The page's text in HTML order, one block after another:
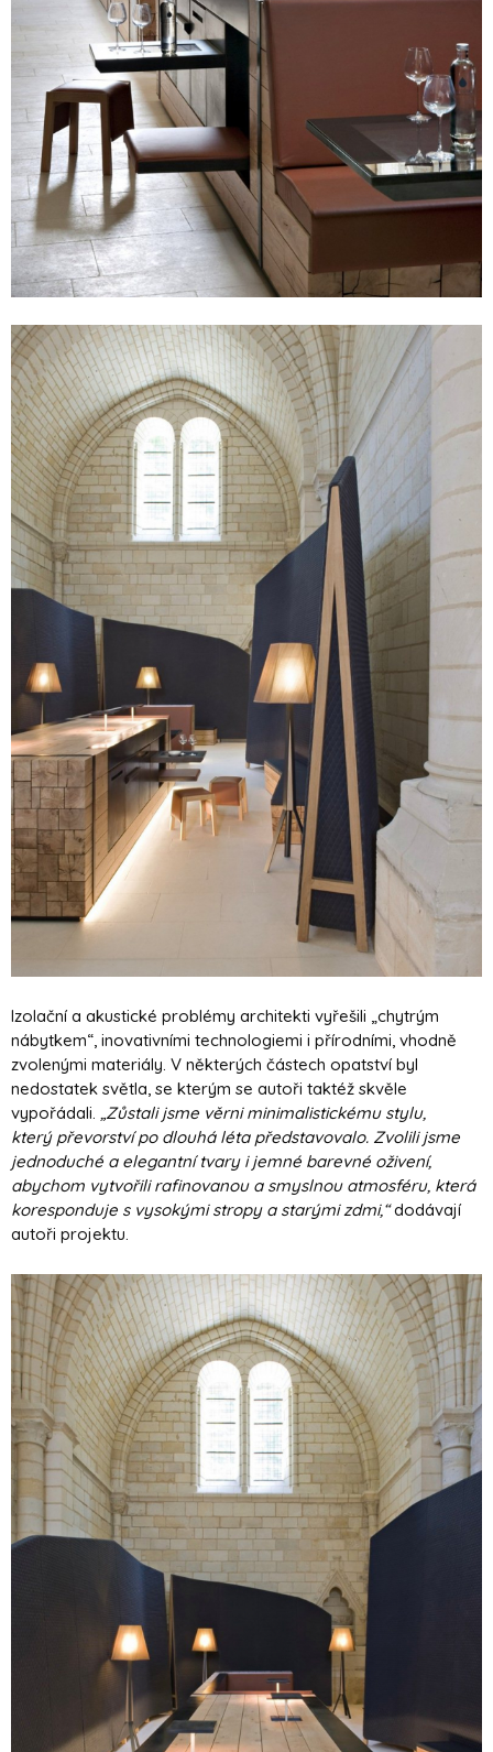
Izolační a akustické problémy architekti vyřešili „chytrým
nábytkem“, inovativními technologiemi i přírodními, vhodně
zvolenými materiály. V některých částech opatství byl
nedostatek světla, se kterým se autoři taktéž skvěle
vypořádali. „Zůstali jsme věrni minimalistickému stylu,
který převorství po dlouhá léta představovalo. Zvolili jsme
jednoduché a elegantní tvary i jemné barevné oživení,
abychom vytvořili rafinovanou a smyslnou atmosféru, která
koresponduje s vysokými stropy a starými zdmi,“dodávají
autoři projektu.